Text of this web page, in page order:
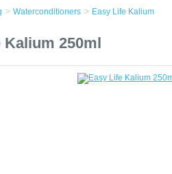
> Waterconditioners > Easy Life Kalium
Kalium 250ml